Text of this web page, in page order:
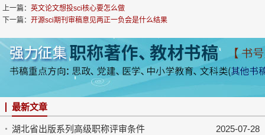
上一篇：英文论文想投sci核心要怎么做
下一篇：开源sci期刊审稿意见两正一负会是什么结果
最新文章
2025-07-28
湖北省出版系列高级职称评审条件